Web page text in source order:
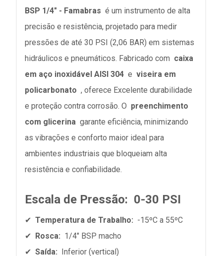
BSP 1/4" - Famabras é um instrumento de alta
precisão e resistência, projetado para medir
pressões de até 30 PSI (2,06 BAR) em sistemas
hidráulicos e pneumáticos. Fabricado com caixa
em aço inoxidável AISI 304 e viseira em
policarbonato , oferece Excelente durabilidade
e proteção contra corrosão. O preenchimento
com glicerina garante eficiência, minimizando
as vibrações e conforto maior ideal para
ambientes industriais que bloqueiam alta
resistência e confiabilidade.
Escala de Pressão: 0-30 PSI
✔ Temperatura de Trabalho: -15ºC a 55ºC
✔ Rosca: 1/4" BSP macho
✔ Saída: Inferior (vertical)